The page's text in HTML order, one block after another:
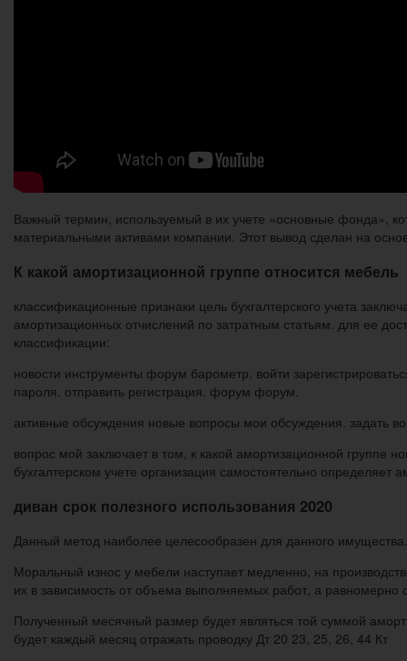
Важный термин, используемый в их учете «основные фонда»,
материальными активами компании. Этот вывод сделан на
К какой амортизационной группе относится мебель
классификационные признаки цель бухгалтерского учета
амортизационных отчислений по затратным статьям. для ее
классификации:
новости инструменты форум барометр. войти
пароля. отправить регистрация. форум форум.
активные обсуждения новые вопросы мои обсуждения. задать
вопрос мой заключает в том, к какой амортизационной группе
бухгалтерском учете организация самостоятельно определяет
диван срок полезного использования 2020
Данный метод наиболее целесообразен для данного имущества.
Моральный износ у мебели наступает медленно, на
их в зависимость от объема выполняемых работ, а равномерно
Полученный месячный размер будет являться той суммой
будет каждый месяц отражать проводку Дт 20 23, 25, 26, 44 Кт